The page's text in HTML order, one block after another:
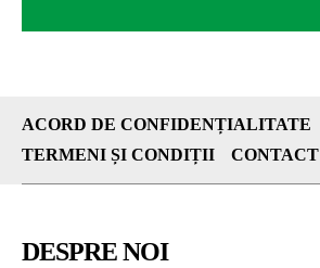
ACORD DE CONFIDENȚIALITATE
TERMENI ȘI CONDIȚII
CONTACT
DESPRE NOI